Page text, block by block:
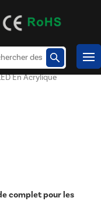
En Acrylique
complet pour les